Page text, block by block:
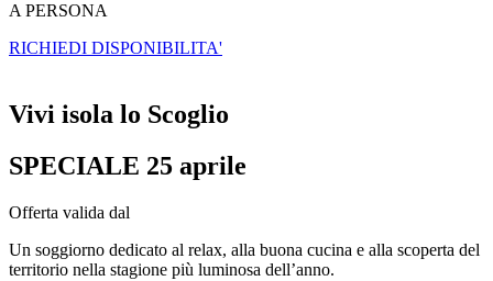
A PERSONA
RICHIEDI DISPONIBILITA'
Vivi isola lo Scoglio
SPECIALE 25 aprile
Offerta valida dal
Un soggiorno dedicato al relax, alla buona cucina e alla scoperta del
territorio nella stagione più luminosa dell’anno.